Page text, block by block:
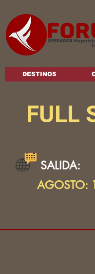
DESTINOS
FULL
SALIDA:
AGOSTO: